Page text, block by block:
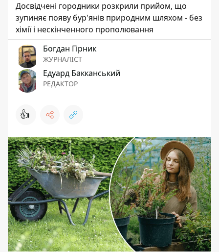
Досвідчені городники розкрили прийом, що
зупиняє появу бур'янів природним шляхом - без
хімії і нескінченного прополювання
Богдан Гірник
ЖУРНАЛІСТ
Едуард Бакканський
РЕДАКТОР
👍